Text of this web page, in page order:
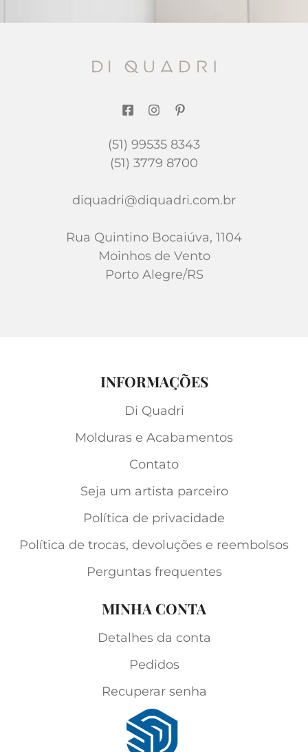
(51) 99535 8343
(51) 3779 8700
diquadri@diquadri.com.br
Rua Quintino Bocaiúva, 1104
Moinhos de Vento
Porto Alegre/RS
INFORMAÇÕES
Di Quadri
Molduras e Acabamentos
Contato
Seja um artista parceiro
Política de privacidade
Política de trocas, devoluções e reembolsos
Perguntas frequentes
MINHA CONTA
Detalhes da conta
Pedidos
Recuperar senha